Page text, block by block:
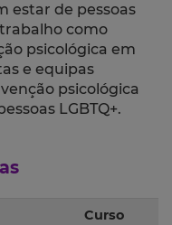
estar de pessoas
trabalho como
psicológica em
e equipas
psicológica
LGBTQ+.
Curso